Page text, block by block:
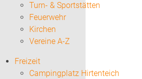
Turn- & Sportstätten
Feuerwehr
Kirchen
Vereine A-Z
Freizeit
Campingplatz Hirtenteich